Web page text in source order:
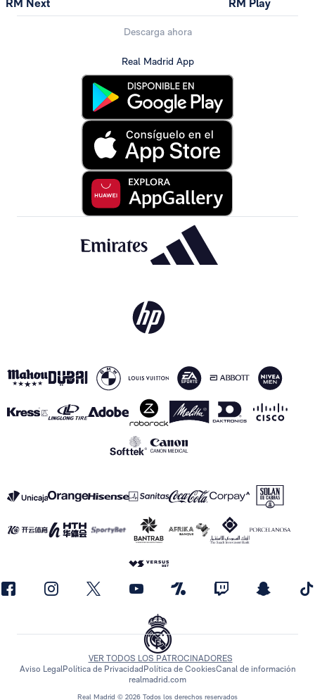
RM Next RM Play
Descarga ahora
Real Madrid App
Real Madrid © 2026 Todos los derechos reservados
VER TODOS LOS PATROCINADORES
Aviso LegalPolítica de Privacidad Política de CookiesCanal de información
realmadrid.com